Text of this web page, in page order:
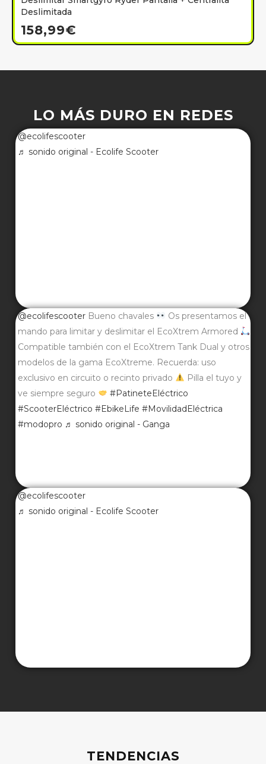
Deslimitada
158,99€
LO MÁS DURO EN REDES
@ecolifescooter
♬ sonido original - Ecolife Scooter
@ecolifescooter Bueno chavales
Os presentamos el
mando para limitar y deslimitar el EcoXtrem Armored
Compatible también con el EcoXtrem Tank Dual y otros
modelos de la gama EcoXtreme. Recuerda: uso
exclusivo en circuito o recinto privado
Pilla el tuyo y
ve siempre seguro
#PatineteEléctrico
#ScooterEléctrico #EbikeLife #MovilidadEléctrica
#modopro ♬ sonido original - Ganga
@ecolifescooter
♬ sonido original - Ecolife Scooter
TENDENCIAS